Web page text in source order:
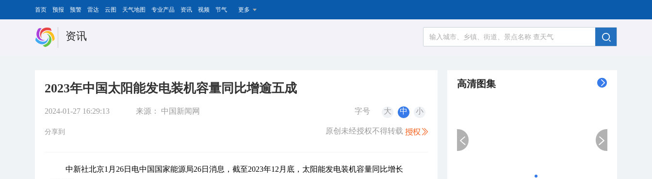
首页 预报 预警 雷达 云图 天气地图 专业产品 资讯 视频 节气 更多
资讯
2023年中国太阳能发电装机容量同比增逾五成
2024-01-27 16:29:13 来源： 中国新闻网 字号 大 中 小
分享到 原创未经授权不得转载
中新社北京1月26日电中国国家能源局26日消息，截至2023年12月底，太阳能发电装机容量同比增长
高清图集